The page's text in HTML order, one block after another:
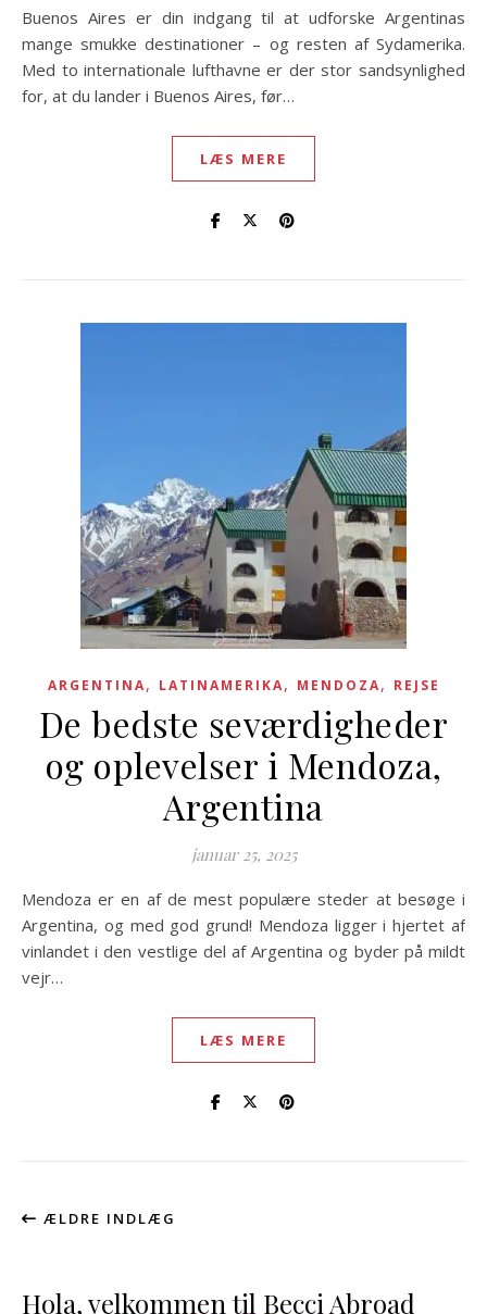
Buenos Aires er din indgang til at udforske Argentinas
mange smukke destinationer – og resten af Sydamerika.
Med to internationale lufthavne er der stor sandsynlighed
for, at du lander i Buenos Aires, før…
LÆS MERE
ARGENTINA, LATINAMERIKA, MENDOZA, REJSE
De bedste seværdigheder
og oplevelser i Mendoza,
Argentina
januar 25, 2025
Mendoza er en af ​​de mest populære steder at besøge i
Argentina, og med god grund! Mendoza ligger i hjertet af
vinlandet i den vestlige del af Argentina og byder på mildt
vejr…
LÆS MERE
ÆLDRE INDLÆG
Hola, velkommen til Becci Abroad